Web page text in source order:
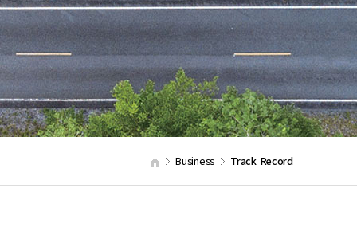
Patents
Method
in stock
Business Track Record